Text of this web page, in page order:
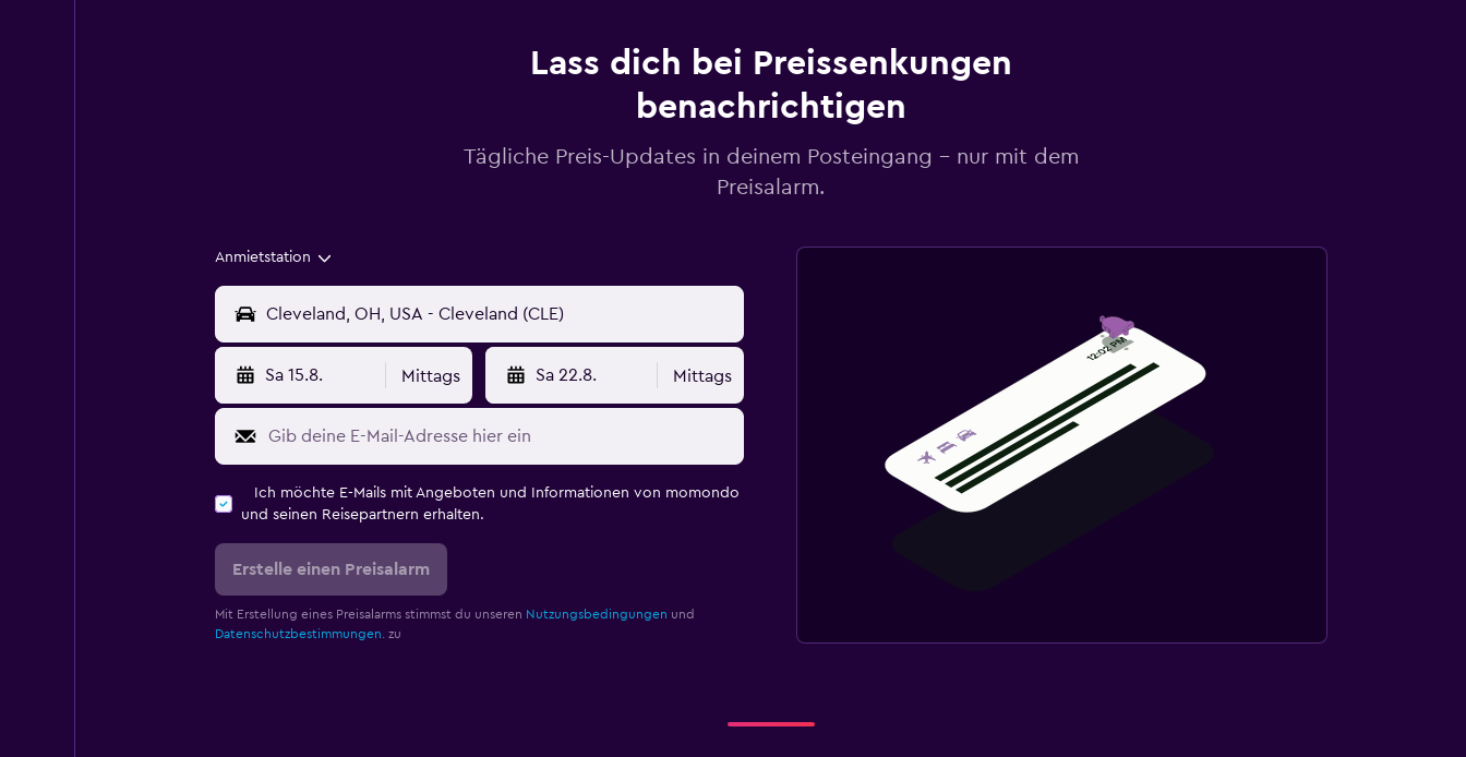
Lass dich bei Preissenkungen
benachrichtigen
Tägliche Preis-Updates in deinem Posteingang – nur mit dem
Preisalarm.
Anmietstation
Sa 15.8. Mittags Sa 22.8. Mittags
Ich möchte E-Mails mit Angeboten und Informationen von momondo
und seinen Reisepartnern erhalten.
Erstelle einen Preisalarm
Mit Erstellung eines Preisalarms stimmst du unseren Nutzungsbedingungen und
Datenschutzbestimmungen.zu